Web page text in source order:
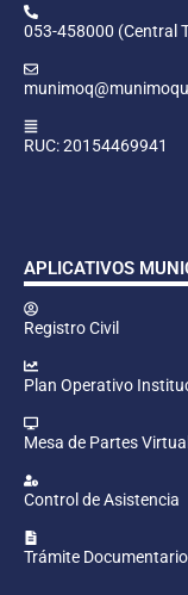
053-458000 (Central
RUC: 20154469941
APLICATIVOS
Registro Civil
Plan Operativo
Mesa de Partes Virtual
Control de Asistencia
Trámite Documentario